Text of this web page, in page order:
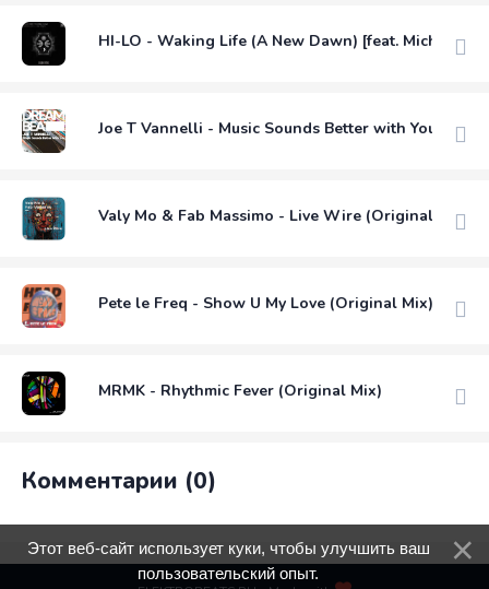
HI-LO - Waking Life (A New Dawn) [feat. Michael
Joe T Vannelli - Music Sounds Better with You (Club
Valy Mo & Fab Massimo - Live Wire (Original Mix)
Pete le Freq - Show U My Love (Original Mix)
MRMK - Rhythmic Fever (Original Mix)
Комментарии (0)
Этот веб-сайт использует куки, чтобы улучшить ваш
пользовательский опыт.